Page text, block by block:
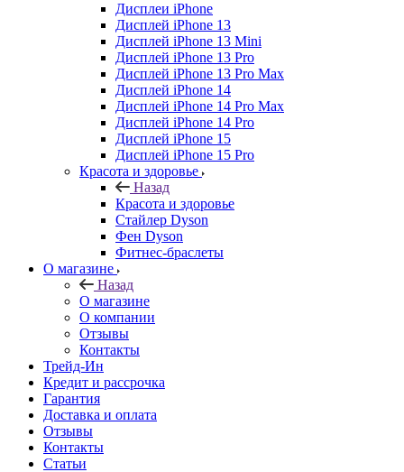
Дисплеи iPhone
Дисплей iPhone 13
Дисплей iPhone 13 Mini
Дисплей iPhone 13 Pro
Дисплей iPhone 13 Pro Max
Дисплей iPhone 14
Дисплей iPhone 14 Pro Max
Дисплей iPhone 14 Pro
Дисплей iPhone 15
Дисплей iPhone 15 Pro
Красота и здоровье
Назад
Красота и здоровье
Стайлер Dyson
Фен Dyson
Фитнес-браслеты
О магазине
Назад
О магазине
О компании
Отзывы
Контакты
Трейд-Ин
Кредит и рассрочка
Гарантия
Доставка и оплата
Отзывы
Контакты
Статьи